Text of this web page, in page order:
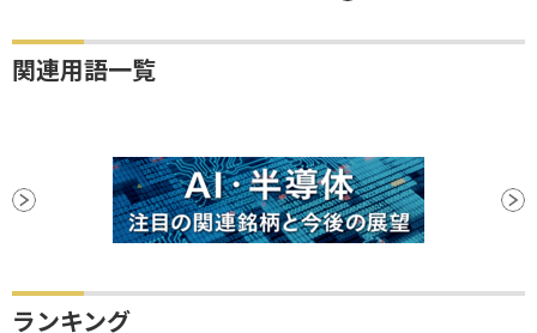
関連用語一覧
ランキング